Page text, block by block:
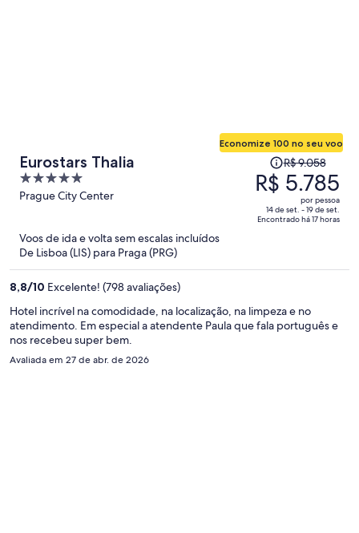
Eurostars Thalia
5
out
5
Prague City Center
Economize 100 no seu voo
preço
era
R$ 9.058
e
pessoa
R$ 9.058
R$ 5.785
por pessoa
14 de set. - 19 de set.
Encontrado há 17 horas
Voos de ida e volta sem escalas incluídos
De Lisboa (LIS) para Praga (PRG)
8,8/10 Excelente! (798 avaliações)
Hotel incrível na comodidade, na localização, na limpeza e no
atendimento. Em especial a atendente Paula que fala português e
nos recebeu super bem.
Avaliada em 27 de abr. de 2026